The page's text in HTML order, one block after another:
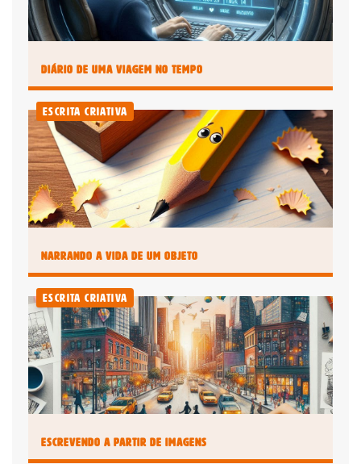
Diário de uma Viagem no Tempo
Escrita Criativa
Narrando a Vida de um Objeto
Escrita Criativa
Escrevendo a partir de Imagens
Assinar Planeta Notícia
É um professor ou uma escola? Clique aqui